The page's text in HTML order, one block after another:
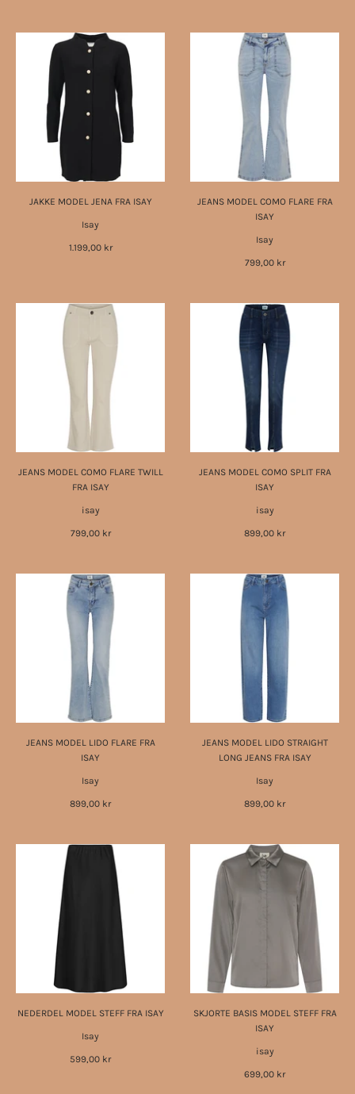
JAKKE MODEL JENA FRA ISAY
Isay
1.199,00 kr
JEANS MODEL COMO FLARE FRA
ISAY
Isay
799,00 kr
JEANS MODEL COMO FLARE TWILL
FRA ISAY
isay
799,00 kr
JEANS MODEL COMO SPLIT FRA
ISAY
isay
899,00 kr
JEANS MODEL LIDO FLARE FRA
ISAY
Isay
899,00 kr
JEANS MODEL LIDO STRAIGHT
LONG JEANS FRA ISAY
Isay
899,00 kr
NEDERDEL MODEL STEFF FRA ISAY
Isay
599,00 kr
SKJORTE BASIS MODEL STEFF FRA
ISAY
isay
699,00 kr